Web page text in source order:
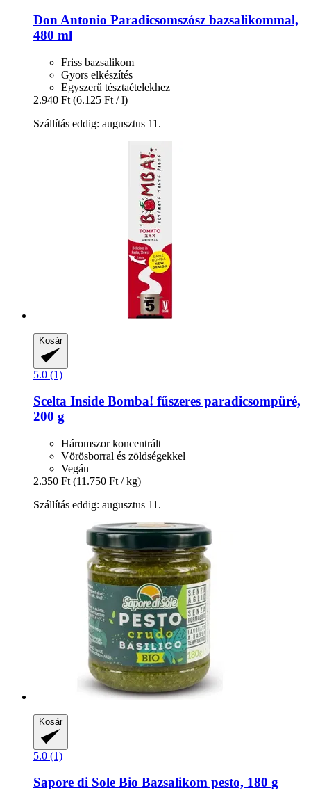
Don Antonio Paradicsomszósz bazsalikommal,
480 ml
Friss bazsalikom
Gyors elkészítés
Egyszerű tésztaételekhez
2.940 Ft (6.125 Ft / l)
Szállítás eddig: augusztus 11.
Kosár
5.0 (1)
Scelta Inside Bomba! fűszeres paradicsompüré,
200 g
Háromszor koncentrált
Vörösborral és zöldségekkel
Vegán
2.350 Ft (11.750 Ft / kg)
Szállítás eddig: augusztus 11.
Kosár
5.0 (1)
Sapore di Sole Bio Bazsalikom pesto, 180 g